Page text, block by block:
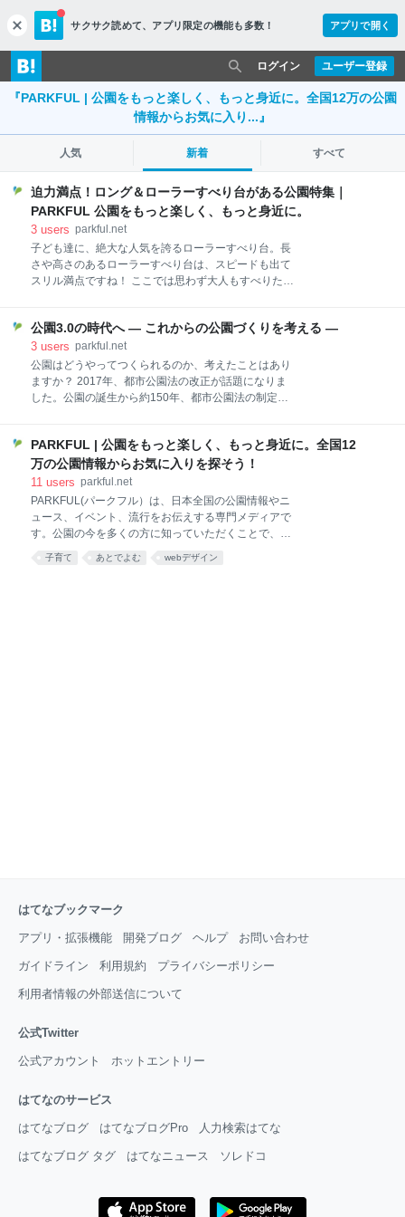
c
l
o
s
e
サクサク読めて、 アプリ限定の機能も多数！ アプリで開く
ユーザー登録
ログイン
『PARKFUL | 公園をもっと楽しく、もっと身近に。全国12万の公園
情報からお気に入り...』
人気 新着 すべて
迫力満点！ロング＆ローラーすべり台がある公園特集｜
PARKFUL 公園をもっと楽しく、もっと身近に。
3 users parkful.net
子ども達に、絶大な人気を誇るローラーすべり台。長
さや高さのあるローラーすべり台は、スピードも出て
スリル満点ですね！ ここでは思わず大人もすべりたく
しますか？ 全国版第2弾・地域別記事はこちら！
公園3.0の時代へ ― これからの公園づくりを考える ―
3 users parkful.net
公園はどうやってつくられるのか、考えたことはあり
ますか？ 2017年、都市公園法の改正が話題になりま
した。公園の誕生から約150年、都市公園法の制定か
もに、これからの時代はどのようになっていくのか、
考えてみました。 日本の公園の歴史 日本ではじめて
「公園」という言葉が使われたのは、明治6年。政府
が地方自治体に対して「人々が皆楽しめる場として、
公園にふさわしい土地があれば申し出るように」とい
うお達し（太政官布達）を公布しました。これによっ
どが、日本初の公園に指定。その後、日本初の洋式公
PARKFUL | 公園をもっと楽しく、もっと身近に。全国12
万の公園情報からお気に入りを探そう！
11 users parkful.net
PARKFUL(パークフル）は、日本全国の公園情報やニ
ュース、イベント、流行をお伝えする専門メディアで
す。公園の今を多くの方に知っていただくことで、公
園を活用した子育て環境、地域コミュニティや地方経
済の活性化について考えていただくきっかけを作って
子育て あとでよむ webデザイン
はてなブックマーク
アプリ・拡張機能 開発ブログ ヘルプ お問い合わせ
ガイドライン 利用規約 プライバシーポリシー
利用者情報の外部送信について
公式Twitter
公式アカウント ホットエントリー
はてなのサービス
はてなブログ はてなブログPro 人力検索はてな
はてなブログ タグ はてなニュース ソレドコ